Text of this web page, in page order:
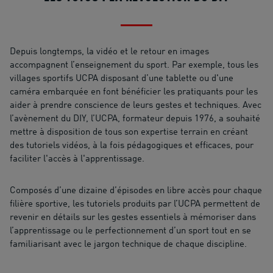
Depuis longtemps, la vidéo et le retour en images
accompagnent l’enseignement du sport. Par exemple, tous les
villages sportifs UCPA disposant d’une tablette ou d'une
caméra embarquée en font bénéficier les pratiquants pour les
aider à prendre conscience de leurs gestes et techniques. Avec
l’avènement du DIY, l’UCPA, formateur depuis 1976, a souhaité
mettre à disposition de tous son expertise terrain en créant
des tutoriels vidéos, à la fois pédagogiques et efficaces, pour
faciliter l'accès à l'apprentissage.
Composés d’une dizaine d’épisodes en libre accès pour chaque
filière sportive, les tutoriels produits par l’UCPA permettent de
revenir en détails sur les gestes essentiels à mémoriser dans
l’apprentissage ou le perfectionnement d’un sport tout en se
familiarisant avec le jargon technique de chaque discipline.